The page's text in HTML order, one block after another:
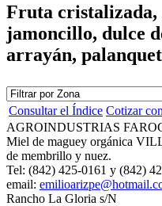
Fruta cristalizada,
jamoncillo, dulce
arrayán,
Consultar el Índice Cotizar
AGROINDUSTRIAS
Miel de maguey orgánica
de membrillo y nuez.
Tel: (842) 425-0161 y (842)
email:
Rancho La Gloria s/N